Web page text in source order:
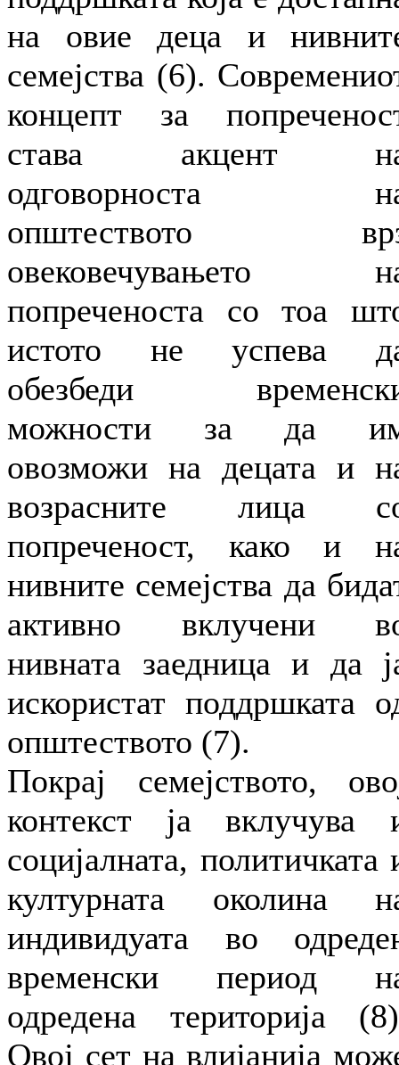
на овие деца и
семејства (6).
концепт за
става акцент
одговорноста
општеството
овековечувањето
попреченоста со тоа
истото не успева
обезбеди
можности за да
овозможи на децата и
возрасните лица
попреченост, како и
нивните семејства да
активно вклучени
нивната заедница и да
искористат поддршката
општеството (7).
Покрај семејството,
контекст ја вклучува
социјалната, политичката
културната околина
индивидуата во
временски период
одредена територија
Овој сет на влијанија